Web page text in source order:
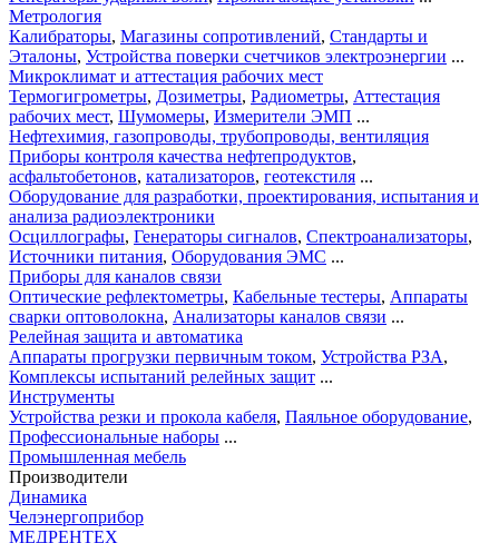
Метрология
Калибраторы, Магазины сопротивлений, Стандарты и
Эталоны, Устройства поверки счетчиков электроэнергии ...
Микроклимат и аттестация рабочих мест
Термогигрометры, Дозиметры, Радиометры, Аттестация
рабочих мест, Шумомеры, Измерители ЭМП ...
Нефтехимия, газопроводы, трубопроводы, вентиляция
Приборы контроля качества нефтепродуктов,
асфальтобетонов, катализаторов, геотекстиля ...
Оборудование для разработки, проектирования, испытания и
анализа радиоэлектроники
Осциллографы, Генераторы сигналов, Спектроанализаторы,
Источники питания, Оборудования ЭМС ...
Приборы для каналов связи
Оптические рефлектометры, Кабельные тестеры, Аппараты
сварки оптоволокна, Анализаторы каналов связи ...
Релейная защита и автоматика
Аппараты прогрузки первичным током, Устройства РЗА,
Комплексы испытаний релейных защит ...
Инструменты
Устройства резки и прокола кабеля, Паяльное оборудование,
Профессиональные наборы ...
Промышленная мебель
Производители
Динамика
Челэнергоприбор
МЕДРЕНТЕХ